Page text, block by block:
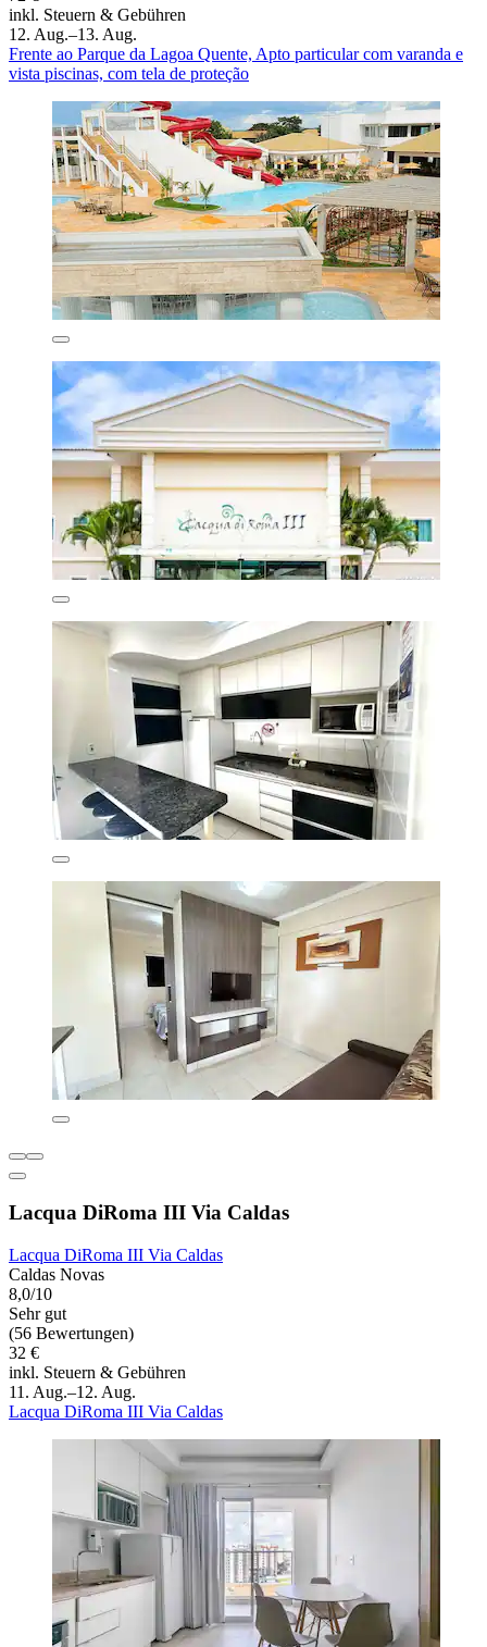
inkl. Steuern & Gebühren
12. Aug.–13. Aug.
Frente ao Parque da Lagoa Quente, Apto particular com varanda e
vista piscinas, com tela de proteção
Lacqua DiRoma III Via Caldas
Lacqua DiRoma III Via Caldas
Caldas Novas
8,0/10
Sehr gut
(56 Bewertungen)
32 €
inkl. Steuern & Gebühren
11. Aug.–12. Aug.
Lacqua DiRoma III Via Caldas